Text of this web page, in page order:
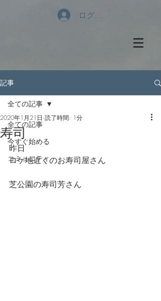
ログイン
記事
全ての記事
今すぐ始める
コミュニティ
全ての記事
寿司
2020年1月21日 読了時間: 1分
昨日
ロケ地近くのお寿司屋さん
芝公園の寿司芳さん